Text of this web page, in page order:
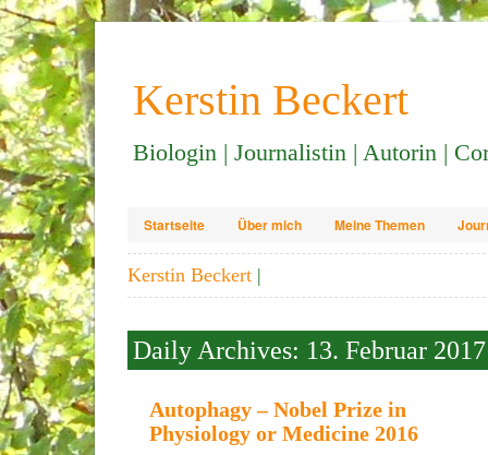
Kerstin Beckert
Biologin | Journalistin | Autorin |
Startseite Über mich Meine Themen
Kerstin Beckert |
Daily Archives: 13. Februar 2017
Autophagy – Nobel Prize in
Physiology or Medicine 2016